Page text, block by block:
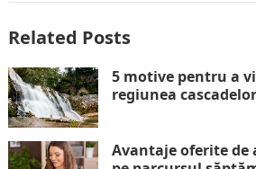
Related Posts
5 motive pentru a
regiunea
Avantaje oferite